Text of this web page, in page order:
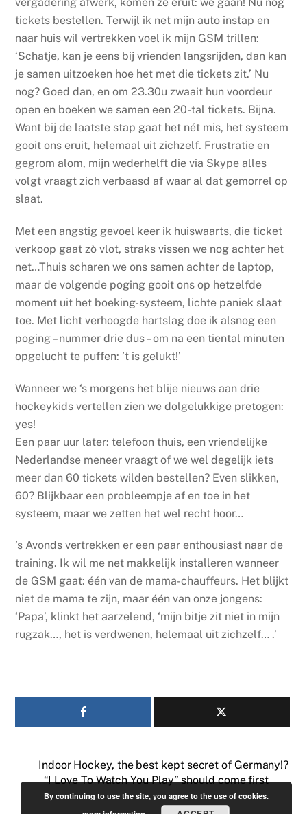
tickets bestellen. Terwijl ik net mijn auto instap en
naar huis wil vertrekken voel ik mijn GSM trillen:
‘Schatje, kan je eens bij vrienden langsrijden, dan kan
je samen uitzoeken hoe het met die tickets zit.’ Nu
nog? Goed dan, en om 23.30u zwaait hun voordeur
open en boeken we samen een 20-tal tickets. Bijna.
Want bij de laatste stap gaat het nét mis, het systeem
gooit ons eruit, helemaal uit zichzelf. Frustratie en
gegrom alom, mijn wederhelft die via Skype alles
volgt vraagt zich verbaasd af waar al dat gemorrel op
slaat.
Met een angstig gevoel keer ik huiswaarts, die ticket
verkoop gaat zò vlot, straks vissen we nog achter het
net…Thuis scharen we ons samen achter de laptop,
maar de volgende poging gooit ons op hetzelfde
moment uit het boeking-systeem, lichte paniek slaat
toe. Met licht verhoogde hartslag doe ik alsnog een
poging – nummer drie dus – om na een tiental minuten
opgelucht te puffen: ’t is gelukt!’
Wanneer we ‘s morgens het blije nieuws aan drie
hockeykids vertellen zien we dolgelukkige pretogen:
yes!
Een paar uur later: telefoon thuis, een vriendelijke
Nederlandse meneer vraagt of we wel degelijk iets
meer dan 60 tickets wilden bestellen? Even slikken,
60? Blijkbaar een probleempje af en toe in het
systeem, maar we zetten het wel recht hoor…
’s Avonds vertrekken er een paar enthousiast naar de
training. Ik wil me net makkelijk installeren wanneer
de GSM gaat: één van de mama-chauffeurs. Het blijkt
niet de mama te zijn, maar één van onze jongens:
‘Papa’, klinkt het aarzelend, ‘mijn bitje zit niet in mijn
rugzak…, het is verdwenen, helemaal uit zichzelf… .’
Indoor Hockey, the best kept secret of Germany!?
“I Love To Watch You Play” should come first
By continuing to use the site, you agree to the use of cookies.